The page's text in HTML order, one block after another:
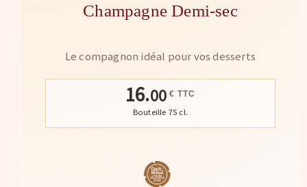
Champagne Demi-sec
Le compagnon idéal pour vos desserts
16.00 € TTC
Bouteille 75 cl.